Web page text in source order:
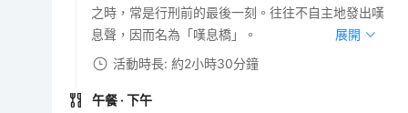
之時，常是行刑前的最後一刻。往往不自主地發出嘆
息聲，因而名為「嘆息橋」。
展開
活動時長: 約2小時30分鐘
午餐 · 下午